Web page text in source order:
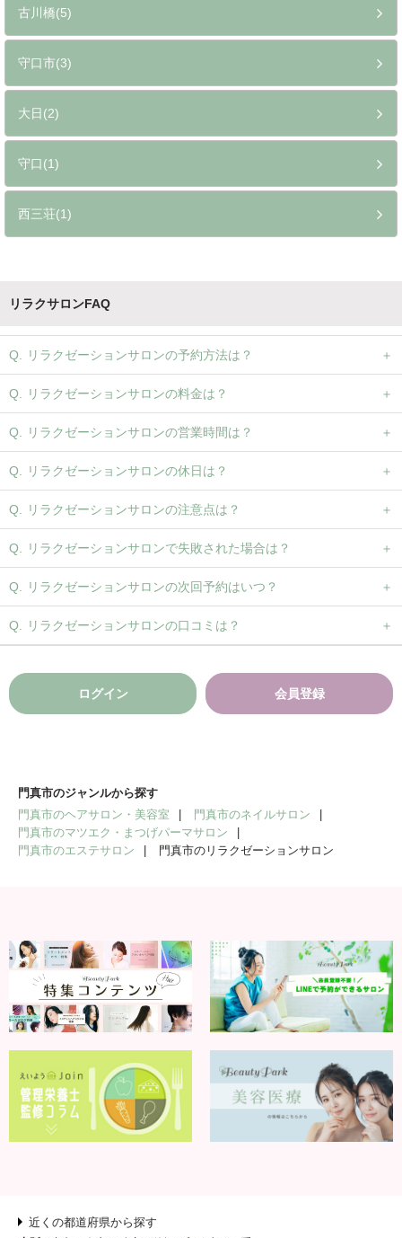
古川橋(5)
守口市(3)
大日(2)
守口(1)
西三荘(1)
リラクサロンFAQ
リラクゼーションサロンの予約方法は？
リラクゼーションサロンの料金は？
リラクゼーションサロンの営業時間は？
リラクゼーションサロンの休日は？
リラクゼーションサロンの注意点は？
リラクゼーションサロンで失敗された場合は？
リラクゼーションサロンの次回予約はいつ？
リラクゼーションサロンの口コミは？
ログイン 会員登録
門真市のジャンルから探す
門真市のヘアサロン・美容室
門真市のネイルサロン
門真市のマツエク・まつげパーマサロン
門真市のエステサロン
門真市のリラクゼーションサロン
近くの都道府県から探す